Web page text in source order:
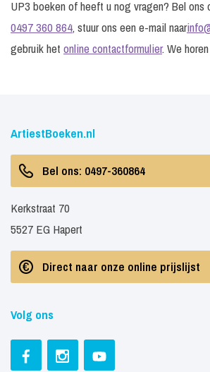
UP3 boeken of heeft u nog vragen? Bel ons
0497 360 864, stuur ons een e-mail naar
gebruik het online contactformulier. We
ArtiestBoeken.nl
Bel ons: 0497-360864
Kerkstraat 70
5527 EG Hapert
Direct naar onze online prijslijst
Volg ons